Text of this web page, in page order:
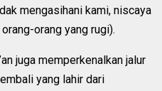
mengasihani kami, niscaya
orang yang rugi).
juga memperkenalkan jalur
yang lahir dari